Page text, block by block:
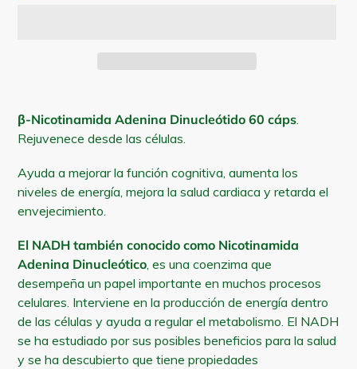
el
producto
tu
carrito
β-Nicotinamida Adenina Dinucleótido 60 cáps
Rejuvenece desde las células.
Ayuda a mejorar la función cognitiva, aumenta los
niveles de energía, mejora la salud cardiaca y retarda el
envejecimiento.
El NADH también conocido como Nicotinamida
Adenina Dinucleótico, es una coenzima que
desempeña un papel importante en muchos procesos
celulares. Interviene en la producción de energía dentro
de las células y ayuda a regular el metabolismo. El NADH
se ha estudiado por sus posibles beneficios para la salud
y se ha descubierto que tiene propiedades